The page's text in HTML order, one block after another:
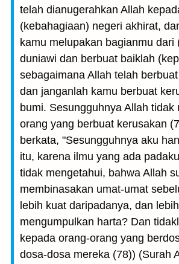
telah dianugerahkan Allah
(kebahagiaan) negeri akhirat,
kamu melupakan bagianmu dari
duniawi dan berbuat baiklah
sebagaimana Allah telah
dan janganlah kamu berbuat
bumi. Sesungguhnya Allah tidak
orang yang berbuat kerusakan
berkata, "Sesungguhnya aku
itu, karena ilmu yang ada
tidak mengetahui, bahwa Allah
membinasakan umat-umat
lebih kuat daripadanya, dan
mengumpulkan harta? Dan
kepada orang-orang yang
dosa-dosa mereka (78)) (Surah